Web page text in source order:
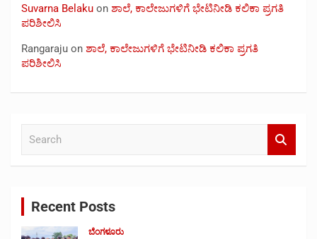
Suvarna Belaku on ಶಾಲೆ, ಕಾಲೇಜುಗಳಿಗೆ ಭೇಟಿನೀಡಿ ಕಲಿಕಾ ಪ್ರಗತಿ
ಪರಿಶೀಲಿಸಿ
Rangaraju on ಶಾಲೆ, ಕಾಲೇಜುಗಳಿಗೆ ಭೇಟಿನೀಡಿ ಕಲಿಕಾ ಪ್ರಗತಿ
ಪರಿಶೀಲಿಸಿ
Recent Posts
ಬೆಂಗಳೂರು